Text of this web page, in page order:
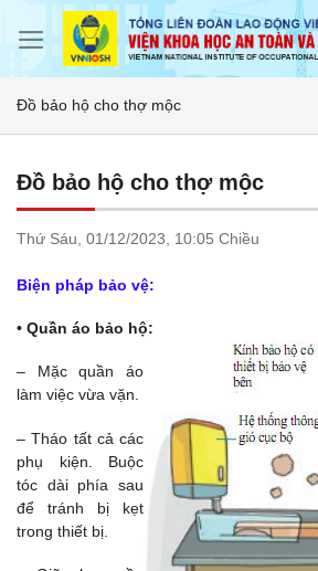
Đồ bảo hộ cho thợ mộc
Đồ bảo hộ cho thợ mộc
Thứ Sáu, 01/12/2023, 10:05 Chiều
Biện pháp bảo vệ:
• Quần áo bảo hộ:
– Mặc quần áo
làm việc vừa vặn.
– Tháo tất cả các
phụ kiện. Buộc
tóc dài phía sau
để tránh bị kẹt
trong thiết bị.